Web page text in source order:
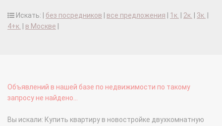
Искать: | без посредников все предложения 1к. 2к. 3к.
4+к.
в Москве
Объявлений в нашей базе по недвижимости по такому
запросу не найдено...
Вы искали: Купить квартиру в новостройке двухкомнатную